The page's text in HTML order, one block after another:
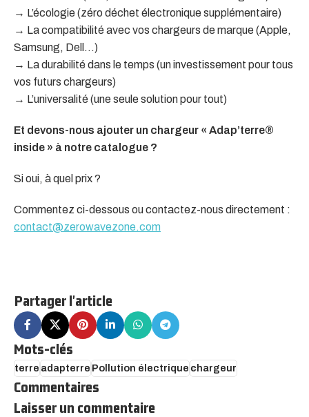
→ L’écologie (zéro déchet électronique supplémentaire)
→ La compatibilité avec vos chargeurs de marque (Apple,
Samsung, Dell…)
→ La durabilité dans le temps (un investissement pour tous
vos futurs chargeurs)
→ L’universalité (une seule solution pour tout)
Et devons-nous ajouter un chargeur « Adap’terre®
inside » à notre catalogue ?
Si oui, à quel prix ?
Commentez ci-dessous ou contactez-nous directement :
contact@zerowavezone.com
Partager l'article
Mots-clés
terreadapterrePollution électriquechargeur
Commentaires
Laisser un commentaire